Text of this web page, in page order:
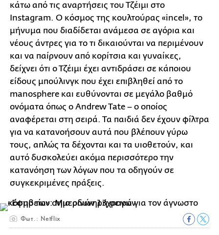
κάτω από τις αναρτήσεις του Τζέιμι στο
Instagram. Ο κόσμος της κουλτούρας «incel», το
μήνυμα που διαδίδεται ανάμεσα σε αγόρια και
νέους άντρες για το τι δικαιούνται να περιμένουν
και να παίρνουν από κορίτσια και γυναίκες,
δείχνει ότι ο Τζέιμι έχει αντιδράσει σε κάποιου
είδους μπούλινγκ που έχει επιβληθεί από το
manosphere και ευθύνονται σε μεγάλο βαθμό
ονόματα όπως ο Andrew Tate – ο οποίος
αναφέρεται στη σειρά. Τα παιδιά δεν έχουν φίλτρα
για να κατανοήσουν αυτά που βλέπουν γύρω
τους, απλώς τα δέχονται και τα υιοθετούν, και
αυτό δυσκολεύει ακόμα περισσότερο την
κατανόηση των λόγων που τα οδηγούν σε
συγκεκριμένες πράξεις.
Φωτ.: Netflix